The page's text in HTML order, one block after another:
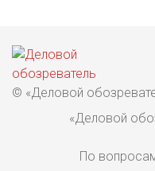
© «Деловой
«Деловой
По